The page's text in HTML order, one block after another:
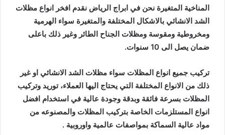
المناخية المتغيرة نحن في ابراج الرياض نقدم افخر انواع مظلات
الشد الانشائي بالاشكال المختلفة والمتغيرة سواء الهرمية
ومخروطية ومقوسة ومظلات الجناح الطائر وغير ذلك باعلى
ضمان يصل الى 10 سنوات.
تركيب جميع انواع المظلات سواء مظلات الشد الانشائي او غير
ذلك من الانواع المختلفة التي يحتاج اليها العملاء، توريد وتركيب
المظلات بسرعة فائقة وبدقة وجودة عالية في استخدام افضل
انواع المستلزمات الخاصة بتركيب المظلات والمصنوعه من
مواد عالية السماكة بمواصفات عالمية واوروبية .